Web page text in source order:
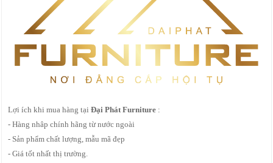
Lợi ích khi mua hàng tạiĐại Phát Furniture :
- Hàng nhâp chính hãng từ nước ngoài
- Sản phẩm chất lượng, mẫu mã đẹp
- Giá tốt nhất thị trường.